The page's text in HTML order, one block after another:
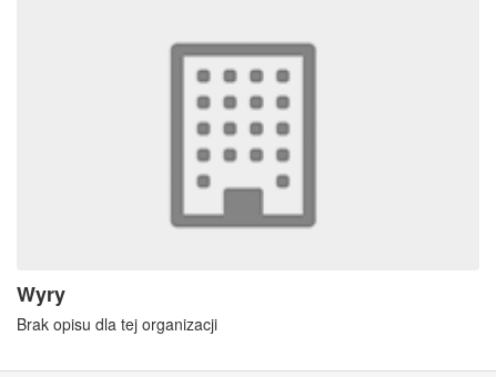
Wyry
Brak opisu dla tej organizacji